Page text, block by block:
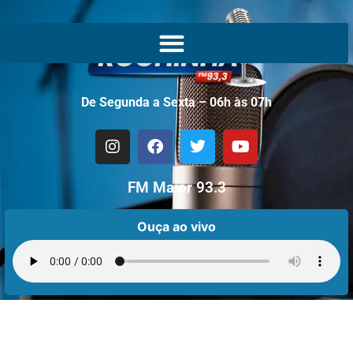
De Segunda a Sexta – 06h às 07h
FM Maior 93.3
Ouça ao vivo